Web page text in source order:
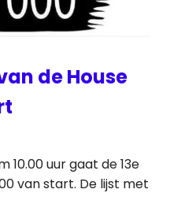
de House
10.00 uur gaat de 13e
van start. De lijst met